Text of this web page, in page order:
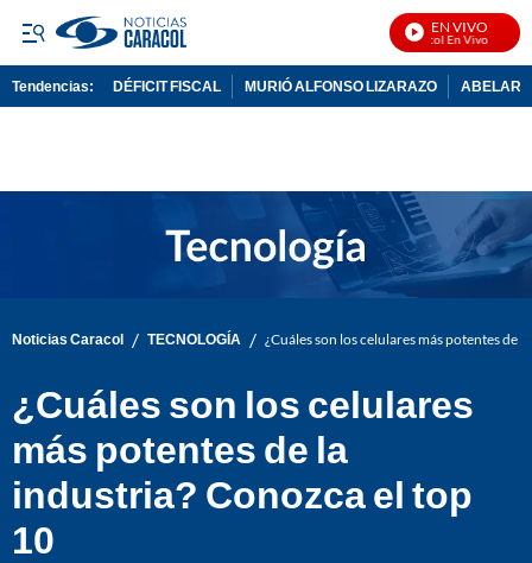
EN VIVO
Noticias Caracol En Vivo
Tendencias: DÉFICIT FISCAL MURIÓ ALFONSO LIZARAZO
Noticias Caracol / TECNOLOGÍA / ¿Cuáles son los celulares más potentes de
¿Cuáles son los celulares
más potentes de la
industria? Conozca el top
10